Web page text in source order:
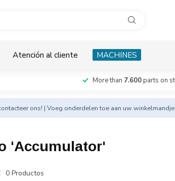
Atención al cliente MACHINES
More than 7.600parts on
ons! | Voeg onderdelen toe aan uw
'Accumulator'
0 Productos